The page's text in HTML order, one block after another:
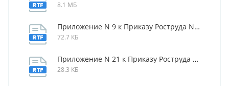
8.1 МБ
Приложение N 9 к Приказу Роструда N 20
72.7 КБ
Приложение N 21 к Приказу Роструда N 20
28.3 КБ